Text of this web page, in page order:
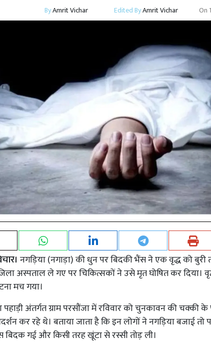
ByAmrit Vichar Edited ByAmrit Vichar On
नगड़िया (नगाड़ा) की धुन पर बिदकी भैंस ने एक वृद्ध को
अस्पताल ले गए पर चिकित्सकों ने उसे मृत घोषित कर दिया।
मच गया।
अंतर्गत ग्राम परसौंजा में रविवार को चुनकावन की चक्की के
कर रहे थे। बताया जाता है कि इन लोगों ने नगड़िया बजाई
बिदक गई और किसी तरह खूंटा से रस्सी तोड़ ली।